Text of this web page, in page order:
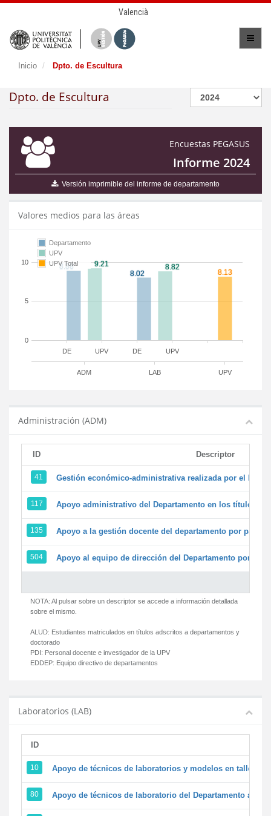
Valencià
Inicio Dpto. de Escultura
Dpto. de Escultura
Encuestas PEGASUS
Informe 2024
Versión imprimible del informe de departamento
Valores medios para las áreas
DE DE
UPV UPV
ADM LAB UPV
0
5
10
Departamento
UPV
UPV Total
Administración (ADM)
ID Descriptor
41 Gestión económico-administrativa realizada por el
117 Apoyo administrativo del Departamento en los títulos de
135 Apoyo a la gestión docente del departamento por parte
504 Apoyo al equipo de dirección del Departamento por
NOTA: Al pulsar sobre un descriptor se accede a información detallada
sobre el mismo.
ALUD: Estudiantes matriculados en títulos adscritos a departamentos y
doctorado
PDI: Personal docente e investigador de la UPV
EDDEP: Equipo directivo de departamentos
Laboratorios (LAB)
ID
10 Apoyo de técnicos de laboratorios y modelos en
80 Apoyo de técnicos de laboratorio del Departamento a la